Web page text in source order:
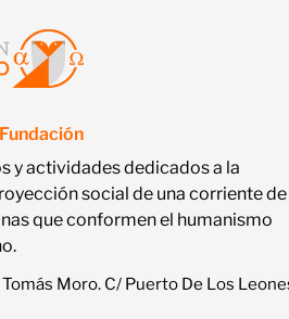
y actividades dedicados a la
social de una corriente de
que conformen el humanismo
Moro. C/ Puerto De Los